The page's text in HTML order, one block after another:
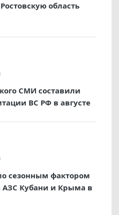
область
СМИ составили
ВС РФ в августе
сезонным фактором
АЗС Кубани и Крыма в